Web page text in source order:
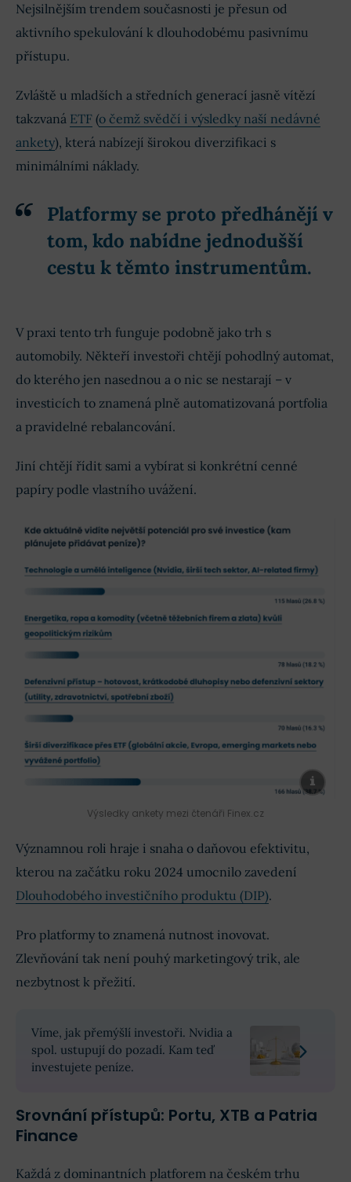
Nejsilnějším trendem současnosti je přesun od
aktivního spekulování k dlouhodobému pasivnímu
přístupu.
Zvláště u mladších a středních generací jasně vítězí
takzvaná ETF (o čemž svědčí i výsledky naší nedávné
ankety), která nabízejí širokou diverzifikaci s
minimálními náklady.
Platformy se proto předhánějí v
tom, kdo nabídne jednodušší
cestu k těmto instrumentům.
V praxi tento trh funguje podobně jako trh s
automobily. Někteří investoři chtějí pohodlný automat,
do kterého jen nasednou a o nic se nestarají – v
investicích to znamená plně automatizovaná portfolia
a pravidelné rebalancování.
Jiní chtějí řídit sami a vybírat si konkrétní cenné
papíry podle vlastního uvážení.
Výsledky ankety mezi čtenáři Finex.cz
Významnou roli hraje i snaha o daňovou efektivitu,
kterou na začátku roku 2024 umocnilo zavedení
Dlouhodobého investičního produktu (DIP).
Pro platformy to znamená nutnost inovovat.
Zlevňování tak není pouhý marketingový trik, ale
nezbytnost k přežití.
Víme, jak přemýšlí investoři. Nvidia a
spol. ustupují do pozadí. Kam teď
investujete peníze.
Srovnání přístupů: Portu, XTB a Patria
Finance
Každá z dominantních platforem na českém trhu